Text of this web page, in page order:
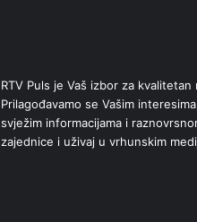
RTV Puls je Vaš izbor za
Prilagođavamo se Vašim
svježim informacijama i
zajednice i uživaj u vrhunskim